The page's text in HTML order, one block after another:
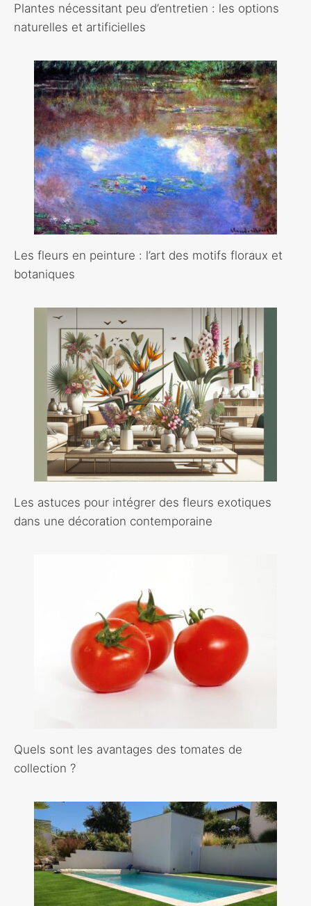
Plantes nécessitant peu d’entretien : les options
naturelles et artificielles
Les fleurs en peinture : l’art des motifs floraux et
botaniques
Les astuces pour intégrer des fleurs exotiques
dans une décoration contemporaine
Quels sont les avantages des tomates de
collection ?